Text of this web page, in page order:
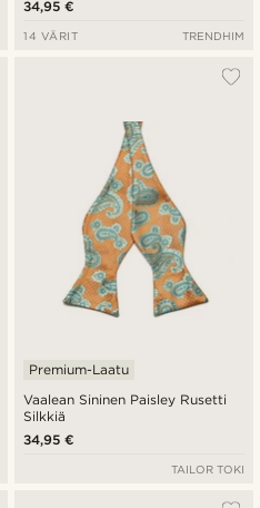
34,95 €
14 VÄRIT TRENDHIM
Vaalean Sininen Paisley Rusetti
Silkkiä
Premium-Laatu
34,95 €
TAILOR TOKI